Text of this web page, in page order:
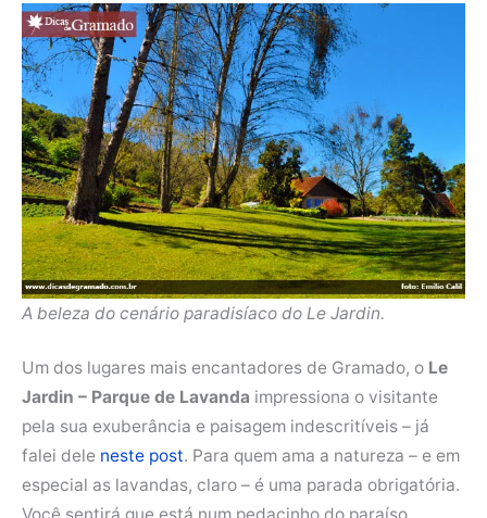
A beleza do cenário paradisíaco do Le Jardin.
Um dos lugares mais encantadores de Gramado, o Le
Jardin – Parque de Lavanda impressiona o visitante
pela sua exuberância e paisagem indescritíveis – já
falei dele neste post. Para quem ama a natureza – e em
especial as lavandas, claro – é uma parada obrigatória.